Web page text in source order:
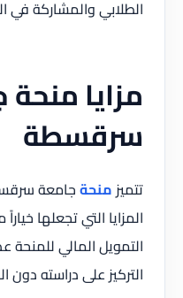
الطلابي والمشاركة في
مزايا
سرقسطة
تتميزمنحةجامعة
المزايا التي تجعلها
التمويل المالي
التركيز على دراسته دون